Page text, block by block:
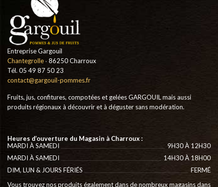
Entreprise Gargouil
Chantegrolle ∙ 86250 Charroux
Tél. 05 49 87 50 23
contact@gargouil-pommes.fr
Fruits, jus, confitures, compotées et gelées GARGOUIL mais aussi
produits régionaux à découvrir et à déguster sans modération.
Heures d’ouverture du Magasin à Charroux :
MARDI À SAMEDI
9H30 À 12H30
MARDI À SAMEDI
14H30 À 18H00
DIM, LUN & JOURS FÉRIÉS
FERMÉ
Vous trouvez nos produits également dans de nombreux magasins dans